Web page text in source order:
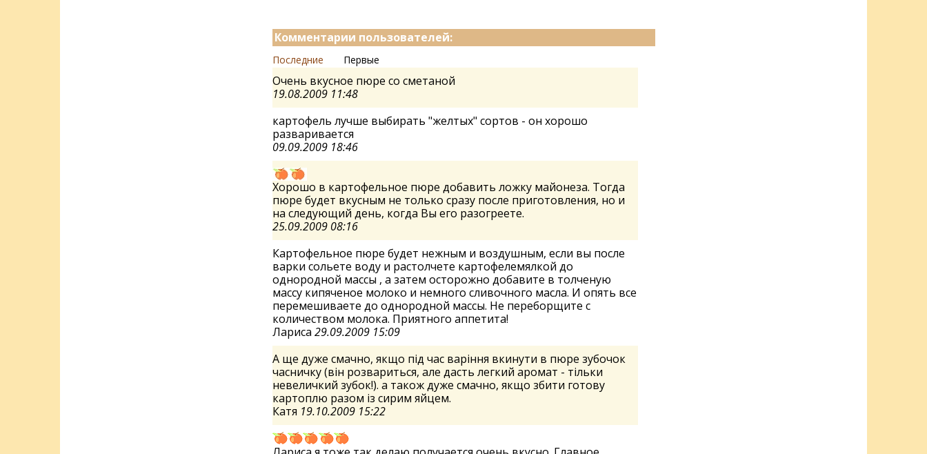
Комментарии пользователей:
Последние Первые
Очень вкусное пюре со сметаной
19.08.2009 11:48
картофель лучше выбирать "желтых" сортов - он хорошо
разваривается
09.09.2009 18:46
Хорошо в картофельное пюре добавить ложку майонеза. Тогда
пюре будет вкусным не только сразу после приготовления, но и
на следующий день, когда Вы его разогреете.
25.09.2009 08:16
Картофельное пюре будет нежным и воздушным, если вы после
варки сольете воду и растолчете картофелемялкой до
однородной массы , а затем осторожно добавите в толченую
массу кипяченое молоко и немного сливочного масла. И опять все
перемешиваете до однородной массы. Не переборщите с
количеством молока. Приятного аппетита!
Лариса 29.09.2009 15:09
А ще дуже смачно, якщо під час варіння вкинути в пюре зубочок
часничку (він розвариться, але дасть легкий аромат - тільки
невеличкий зубок!). а також дуже смачно, якщо збити готову
картоплю разом із сирим яйцем.
Катя 19.10.2009 15:22